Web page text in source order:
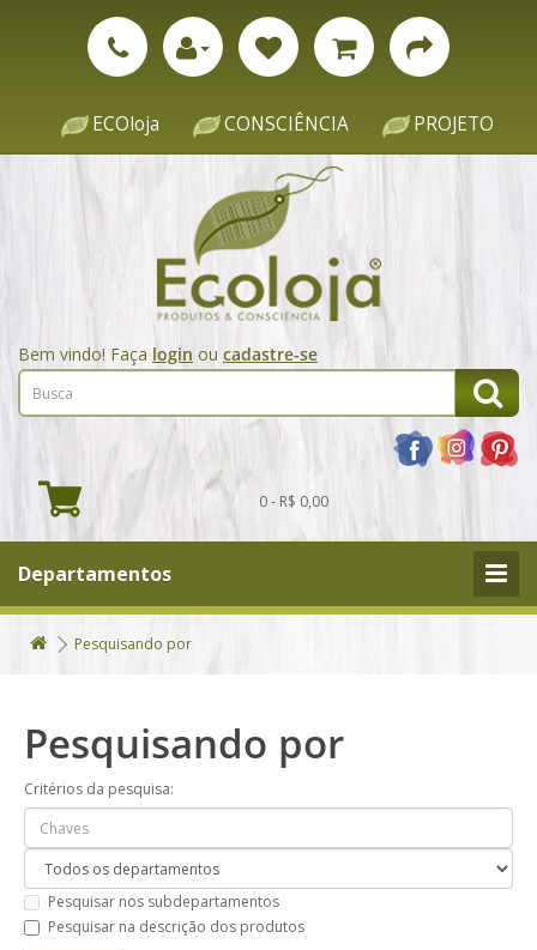
ECOloja CONSCIÊNCIA PROJETO
Bem vindo! Faça login ou cadastre-se
0 - R$ 0,00
Departamentos
Pesquisando por
Pesquisando por
Critérios da pesquisa:
Pesquisar nos subdepartamentos
Pesquisar na descrição dos produtos